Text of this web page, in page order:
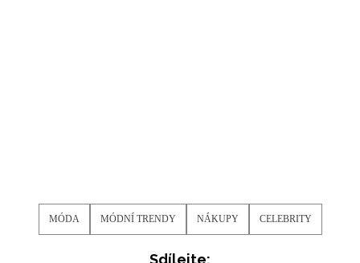
MÓDA MÓDNÍ TRENDY NÁKUPY CELEBRITY
Sdílejte: